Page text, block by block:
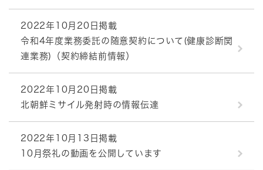
2022年10月20日掲載
令和4年度業務委託の随意契約について(健康診断関
連業務)（契約締結前情報）
2022年10月20日掲載
北朝鮮ミサイル発射時の情報伝達
2022年10月13日掲載
10月祭礼の動画を公開しています